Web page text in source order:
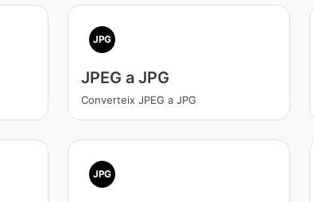
JPG
JPEG a JPG
Converteix JPEG a JPG
JPG